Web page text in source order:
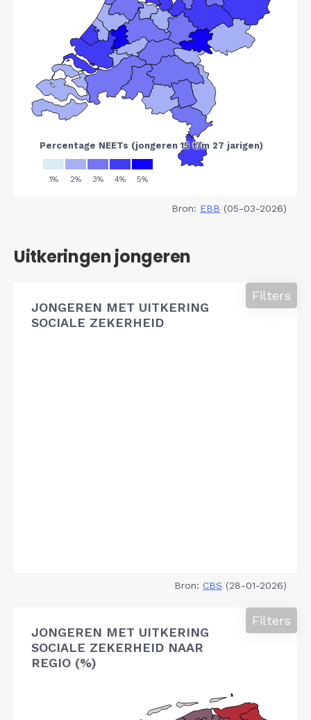
Bron: EBB (05-03-2026)
Uitkeringen jongeren
JONGEREN MET UITKERING
SOCIALE ZEKERHEID
Filters
Bron: CBS (28-01-2026)
JONGEREN MET UITKERING
SOCIALE ZEKERHEID NAAR
REGIO (%)
Filters